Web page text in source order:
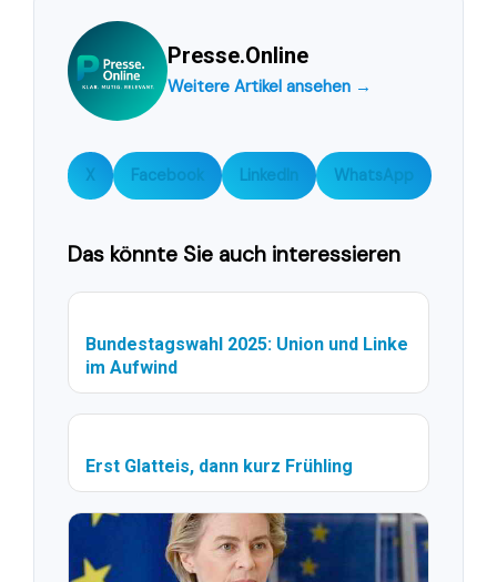
Presse.Online
Weitere Artikel ansehen →
X Facebook LinkedIn WhatsApp
Das könnte Sie auch interessieren
Bundestagswahl 2025: Union und Linke
im Aufwind
Erst Glatteis, dann kurz Frühling